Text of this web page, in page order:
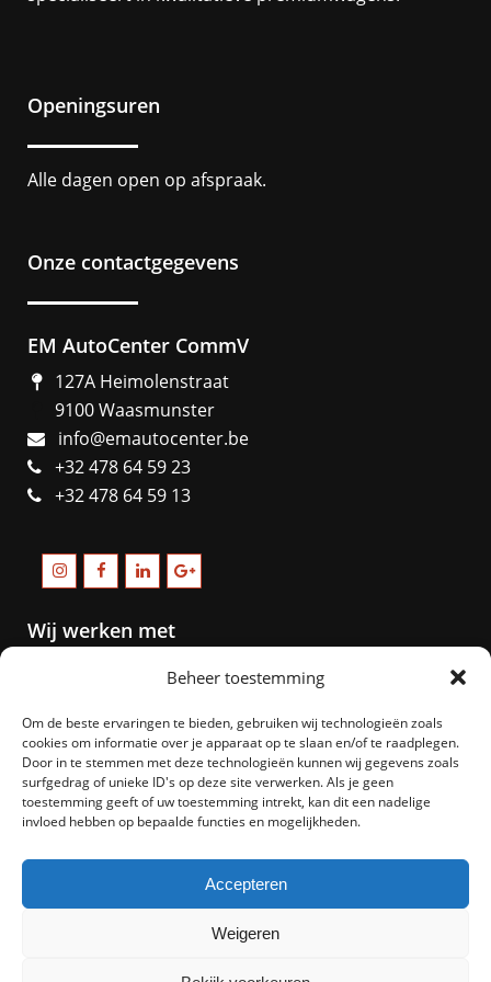
Beheer toestemming
Om de beste ervaringen te bieden, gebruiken wij technologieën zoals
cookies om informatie over je apparaat op te slaan en/of te raadplegen.
Door in te stemmen met deze technologieën kunnen wij gegevens zoals
surfgedrag of unieke ID's op deze site verwerken. Als je geen
toestemming geeft of uw toestemming intrekt, kan dit een nadelige
invloed hebben op bepaalde functies en mogelijkheden.
Accepteren
Weigeren
Openingsuren
Alle dagen open op afspraak.
Onze contactgegevens
EM AutoCenter CommV
127A Heimolenstraat
9100 Waasmunster
info@emautocenter.be
+32 478 64 59 23
+32 478 64 59 13
Wij werken met